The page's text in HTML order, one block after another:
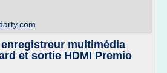
multimédia
et sortie HDMI Premio